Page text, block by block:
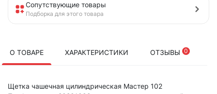
Сопутствующие товары
Подборка для этого товара
О ТОВАРЕ ХАРАКТЕРИСТИКИ ОТЗЫВЫ 0
Щетка чашечная цилиндрическая Мастер 102